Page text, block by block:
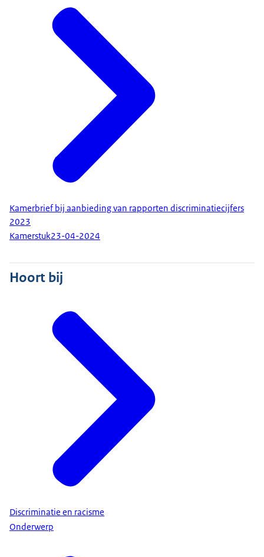
Kamerbrief bij aanbieding van rapporten discriminatiecijfers
2023
Kamerstuk23-04-2024
Hoort bij
Discriminatie en racisme
Onderwerp